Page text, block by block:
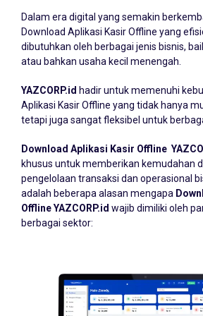
Dalam era digital yang semakin
Download Aplikasi Kasir Offline yang
dibutuhkan oleh berbagai jenis bisnis,
atau bahkan usaha kecil menengah.
YAZCORP.id hadir untuk memenuhi
Aplikasi Kasir Offline yang tidak hanya
tetapi juga sangat fleksibel untuk
Download Aplikasi Kasir Offline
khusus untuk memberikan kemudahan
pengelolaan transaksi dan operasional
adalah beberapa alasan mengapa
Offline YAZCORP.id wajib dimiliki oleh
berbagai sektor: